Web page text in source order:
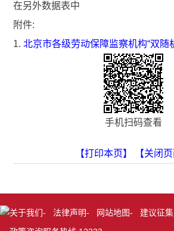
在另外数据表中
附件:
1.北京市各级劳动保障监察机构“双
手机扫码查看
【打印本页】 【关闭页
关于我们- 法律声明- 网站地图- 建议征集